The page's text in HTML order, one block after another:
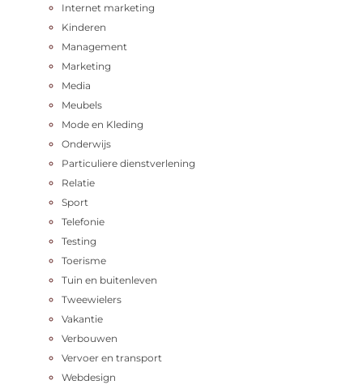
Internet marketing
Kinderen
Management
Marketing
Media
Meubels
Mode en Kleding
Onderwijs
Particuliere dienstverlening
Relatie
Sport
Telefonie
Testing
Toerisme
Tuin en buitenleven
Tweewielers
Vakantie
Verbouwen
Vervoer en transport
Webdesign